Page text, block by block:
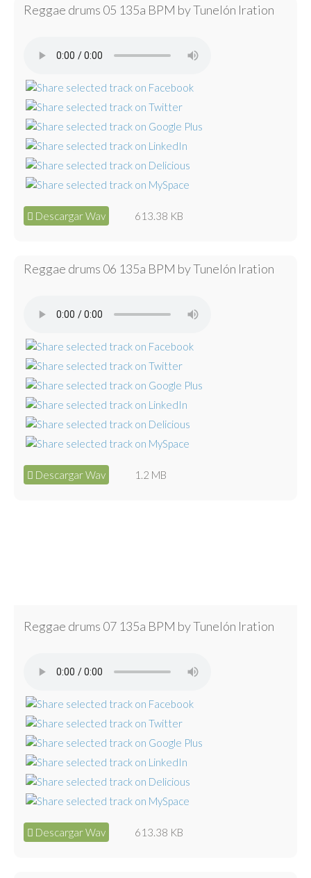
Reggae drums 05 135a BPM by Tunelón Iration
Descargar Wav 613.38 KB
Reggae drums 06 135a BPM by Tunelón Iration
Descargar Wav 1.2 MB
Reggae drums 07 135a BPM by Tunelón Iration
Descargar Wav 613.38 KB